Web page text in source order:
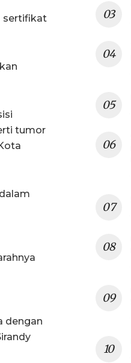
sertifikat
tumor
dengan